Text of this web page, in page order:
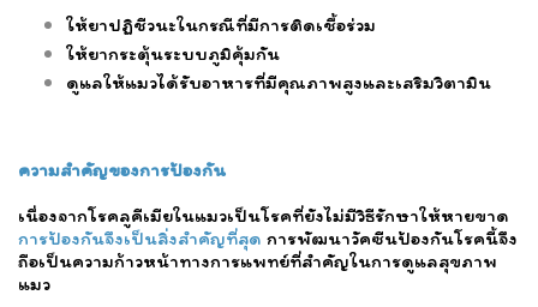
ให้ยาปฏิชีวนะในกรณีที่มีการติดเชื้อร่วม
ให้ยากระตุ้นระบบภูมิคุ้มกัน
ดูแลให้แมวได้รับอาหารที่มีคุณภาพสูงและเสริมวิตามิน
ความสำคัญของการป้องกัน
เนื่องจากโรคลูคีเมียในแมวเป็นโรคที่ยังไม่มีวิธีรักษาให้หายขาด
การป้องกันจึงเป็นสิ่งสำคัญที่สุด การพัฒนาวัคซีนป้องกันโรคนี้จึง
ถือเป็นความก้าวหน้าทางการแพทย์ที่สำคัญในการดูแลสุขภาพ
แมว